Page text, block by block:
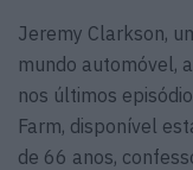
Jeremy Clarkson,
mundo automóvel,
nos últimos
Farm, disponível
de 66 anos,